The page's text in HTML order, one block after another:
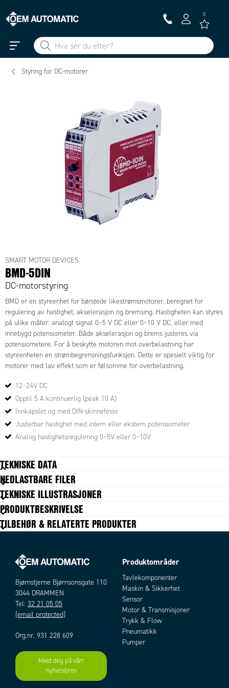
0
Styring for DC-motorer
SMART MOTOR DEVICES
BMD-5DIN
DC-motorstyring
BMD er en styreenhet for børstede likestrømsmotorer, beregnet for
regulering av hastighet, akselerasjon og bremsing. Hastigheten kan styres
på ulike måter: analogt signal 0–5 V DC eller 0–10 V DC, eller med
innebygd potensiometer. Både akselerasjon og brems justeres via
potensiometere. For å beskytte motoren mot overbelastning har
styreenheten en strømbegrensningsfunksjon. Dette er spesielt viktig for
motorer med lav effekt som er følsomme for overbelastning.
12–24V DC
Opptil 5 A kontinuerlig (peak 10 A)
Innkapslet og med DIN-skinnefeste
Justerbar hastighet med intern eller ekstern potensiometer
Analog hastighetsregulering 0–5V eller 0–10V
TEKNISKE DATA
Current limit adjustable
Impulse/continuous mode
Maks strøm (5s) 10
Speed settings Ja
Stop at limit position
Supplier Smart Motor Devices
Vekt
NEDLASTBARE FILER
TEKNISKE ILLUSTRASJONER
PRODUKTBESKRIVELSE
TILBEHØR & RELATERTE PRODUKTER
Bjørnstjerne Bjørnsonsgate 110
3044 DRAMMEN
Tel: 32 21 05 05
[email protected]
Org.nr. 931 228 609
Meld deg på vårt
nyhetsbrev
Produktområder
Tavlekomponenter
Maskin & Sikkerhet
Sensor
Motor & Transmisjoner
Trykk & Flow
Pneumatikk
Pumper